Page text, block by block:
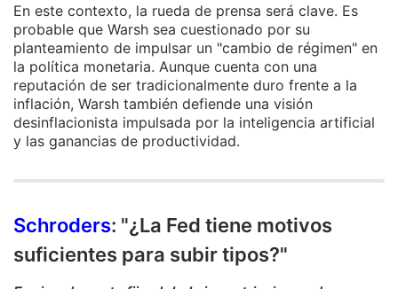
En este contexto, la rueda de prensa será clave. Es
probable que Warsh sea cuestionado por su
planteamiento de impulsar un "cambio de régimen" en
la política monetaria. Aunque cuenta con una
reputación de ser tradicionalmente duro frente a la
inflación, Warsh también defiende una visión
desinflacionista impulsada por la inteligencia artificial
y las ganancias de productividad.
Schroders: "¿La Fed tiene motivos
suficientes para subir tipos?"